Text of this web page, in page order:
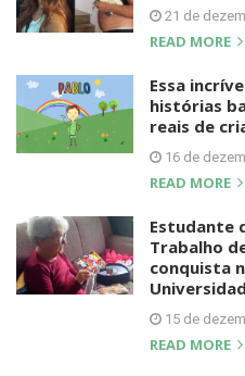
21 de
READ MORE
Essa
histórias
reais de
16 de
READ MORE
Estudante
Trabalho
conquista
15 de
READ MORE